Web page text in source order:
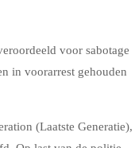
voor sabotage
in voorarrest gehouden
(Laatste Generatie),